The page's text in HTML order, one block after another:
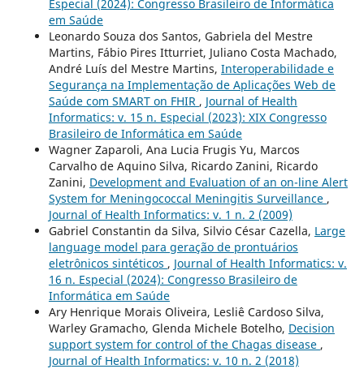
Especial (2024): Congresso Brasileiro de Informática
em Saúde
Leonardo Souza dos Santos, Gabriela del Mestre
Martins, Fábio Pires Itturriet, Juliano Costa Machado,
André Luís del Mestre Martins, Interoperabilidade e
Segurança na Implementação de Aplicações Web de
Saúde com SMART on FHIR , Journal of Health
Informatics: v. 15 n. Especial (2023): XIX Congresso
Brasileiro de Informática em Saúde
Wagner Zaparoli, Ana Lucia Frugis Yu, Marcos
Carvalho de Aquino Silva, Ricardo Zanini, Ricardo
Zanini, Development and Evaluation of an on-line Alert
System for Meningococcal Meningitis Surveillance ,
Journal of Health Informatics: v. 1 n. 2 (2009)
Gabriel Constantin da Silva, Silvio César Cazella, Large
language model para geração de prontuários
eletrônicos sintéticos , Journal of Health Informatics: v.
16 n. Especial (2024): Congresso Brasileiro de
Informática em Saúde
Ary Henrique Morais Oliveira, Lesliê Cardoso Silva,
Warley Gramacho, Glenda Michele Botelho, Decision
support system for control of the Chagas disease ,
Journal of Health Informatics: v. 10 n. 2 (2018)